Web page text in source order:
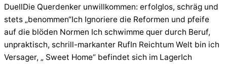
DuellDie Querdenker unwillkommen: erfolglos, schräg und
stets „benommen“Ich Ignoriere die Reformen und pfeife
auf die blöden Normen Ich schwimme quer durch Beruf,
unpraktisch, schrill-markanter RufIn Reichtum Welt bin ich
Versager, „ Sweet Home“ befindet sich im LagerIch